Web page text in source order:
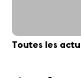
Toutes les